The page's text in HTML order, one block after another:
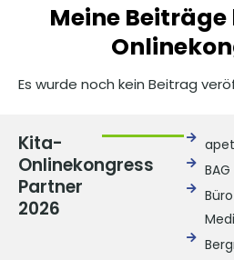
Meine
Es wurde noch kein Beitrag
Kita-
Onlinekongress
Partner
2026
BAG